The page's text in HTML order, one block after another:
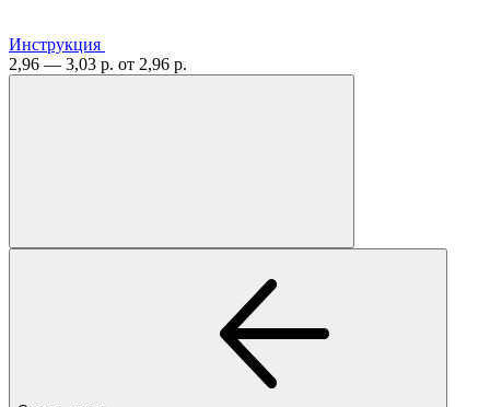
Инструкция
2,96 — 3,03 р. от 2,96 р.